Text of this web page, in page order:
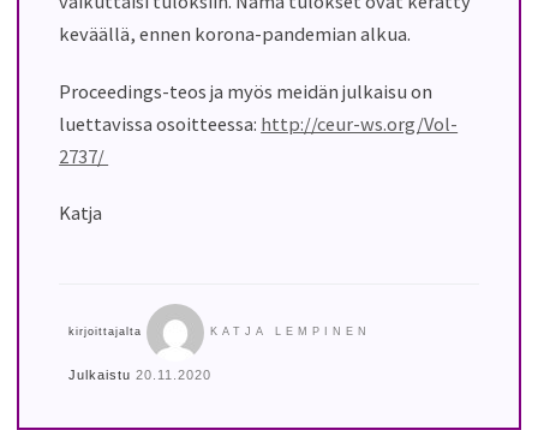
keväällä, ennen korona-pandemian alkua.
Proceedings-teos ja myös meidän julkaisu on
luettavissa osoitteessa: http://ceur-ws.org/Vol-
2737/
Katja
kirjoittajalta KATJA LEMPINEN
Julkaistu20.11.2020